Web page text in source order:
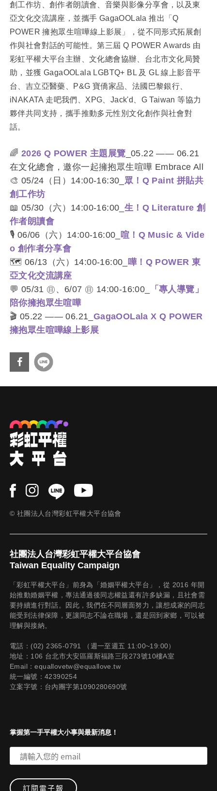
創工作坊、創作者朗讀會、音樂與影像分享會，以及東
亞文化交流講座，並攜手 GagaOOLala 推出「Q
POWER 擁抱眾生喧嘩線上影展」，從不同形式拓展創
作與社會對話的可能性。第三屆 Q POWER Awards 由
彩虹平權大平台主辦、文化總會協辦、台北市文化局贊
助，並獲 GagaOOLala LGBTQ+ BL 及 GL 線上影音平
台、吉立亞醫藥、P&G 寶僑家品、法國巴黎銀行、
iNAKATA 走吧我們、XPG、Jack'd、G Taiwan 等協力
夥伴共同支持，攜手推動多元性別文化創作與社會對
話。
🌈 2026 Q POWER 主題展覽 _05.22 —— 06.21
在文化總會，邀你一起擁抱眾生喧嘩 Embrace All
🎨 05/24（日）14:00-16:30_ 眾！Q Paint 拼貼共
創工作坊
📖 05/30（六）14:00-16:00_ 生！Q Literature 創
作者朗讀會
🎙️ 06/06（六）14:00-16:00_ 喧！Q Music & Vide
o 創作者分享會
🗺️ 06/13（六）14:00-16:00_ 嘩！Q POWER 東
亞文化交流講座
💬 05/31 ㊐、6/07 ㊐ 14:00-16:00_
「專人導覽」
陪你擁抱眾生喧嘩
🎬 05.22 —— 06.21_ GagaOOLala X Q POWER
擁抱眾生喧嘩線上影展
cebo
ok
© 社團法人台灣彩虹平權大平台協會
社團法人台灣彩虹平權大平台協會
Taiwan Equality Campaign
「彩虹平權大平台」前身為「婚姻平權大平台」，從 2016 年開
始推動婚姻平權，專法通過後同志權益還有許多缺漏，且社會需
要持續進行對話。因此，我們在不同層面努力，讓想成家的同志
能受到法律保障，更讓同志不論在職場，還是回到家鄉，可以被
理解與接納。
電話：(02) 2365-0791 （週一至週五 11:00~19:00）
地址：106 台北市大安區羅斯福路三段273號10樓A室
Email：equallovetw@equallove.tw
統一編號：42390254
立案字號：台內團字第1090280690號
掌握第一手平權大小事與最新消息！